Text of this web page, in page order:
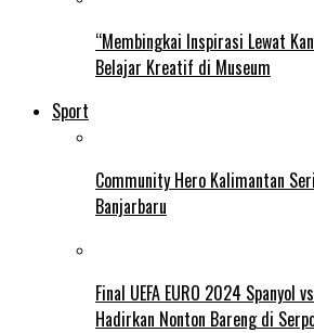
“Membingkai Inspirasi Lewat
Belajar Kreatif di Museum
Sport
Community Hero Kalimantan
Banjarbaru
Final UEFA EURO 2024 Spanyol
Hadirkan Nonton Bareng di